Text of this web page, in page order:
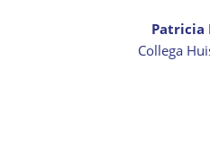
Patricia
Collega